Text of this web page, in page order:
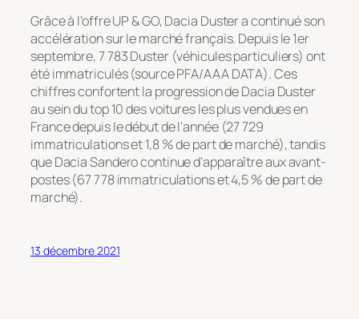
Grâce à l’offre UP & GO, Dacia Duster a continué son
accélération sur le marché français. Depuis le 1er
septembre, 7 783 Duster (véhicules particuliers) ont
été immatriculés (source PFA/AAA DATA). Ces
chiffres confortent la progression de Dacia Duster
au sein du top 10 des voitures les plus vendues en
France depuis le début de l’année (27 729
immatriculations et 1,8 % de part de marché), tandis
que Dacia Sandero continue d’apparaître aux avant-
postes (67 778 immatriculations et 4,5 % de part de
marché).
13 décembre 2021